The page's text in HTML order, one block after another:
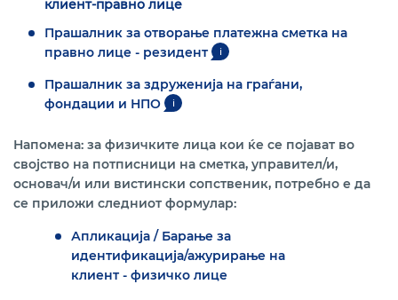
клиент-правно лице
Прашалник за отвoрање платежна сметка на
правно лице - резидент
i
Прашалник за здруженија на граѓани,
фондации и НПО
i
Напомена: за физичките лица кои ќе се појават во
својство на потписници на сметка, управител/и,
основач/и или вистински сопственик, потребно е да
се приложи следниот формулар:
Апликација / Барање за
идентификација/ажурирање на
клиент - физичко лице